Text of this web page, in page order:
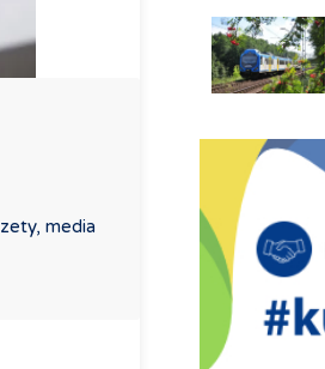
media